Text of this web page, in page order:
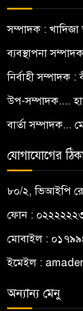
সম্পাদক : খাদিজা
ব্যবস্থাপনা
নির্বাহী সম্পাদক
উপ-সম্পাদক....
বার্তা সম্পাদক...
যোগাযোগের
৮০/২, ভিআইপি
ফোন :
মোবাইল :
ইমেইল :
অন্যান্য মেনু